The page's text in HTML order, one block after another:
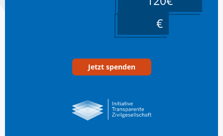
Jetzt spenden